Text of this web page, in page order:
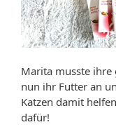
Marita musste ihre
nun ihr Futter an
Katzen damit
dafür!